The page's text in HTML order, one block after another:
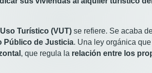
Turístico (VUT) se refiere. Se acaba
Público de Justicia. Una ley orgánica
, que regula la relación entre los